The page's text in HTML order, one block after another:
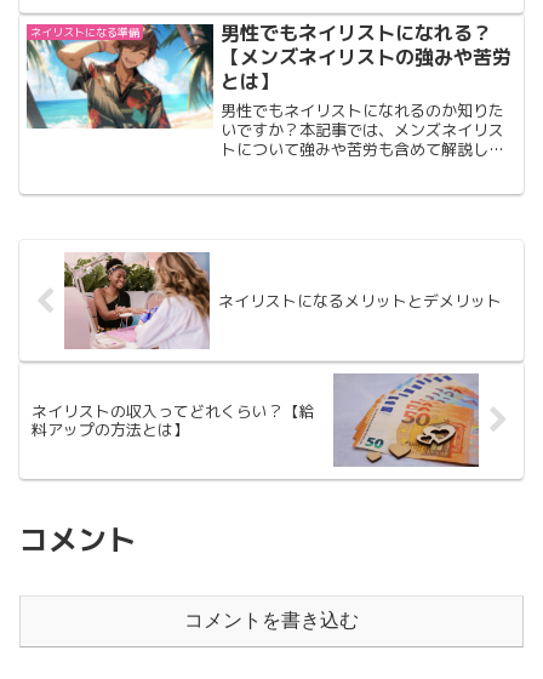
って下さい。
ネイリストになる準備
男性でもネイリストになれる？
【メンズネイリストの強みや苦労
とは】
男性でもネイリストになれるのか知りた
いですか？本記事では、メンズネイリス
トについて強みや苦労も含めて解説して
ネイリストになるメリットとデメリット
ネイリストの収入ってどれくらい？【給
料アップの方法とは】
コメント
コメントを書き込む